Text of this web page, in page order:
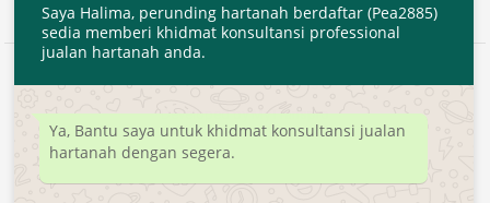
2020 © EjenHartanahKL.com. All Right Reserved.
Developed byMyTranspro
Saya Halima, perunding hartanah berdaftar (Pea2885)
sedia memberi khidmat konsultansi professional
jualan hartanah anda.
Ya, Bantu saya untuk khidmat konsultansi jualan
hartanah dengan segera.